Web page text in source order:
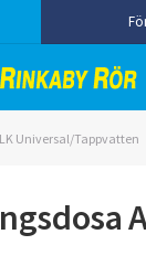
LK Universal/Tappvatten